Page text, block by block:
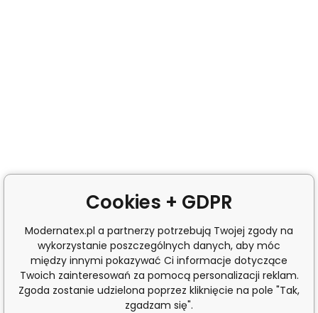
Cookies + GDPR
Modernatex.pl a partnerzy potrzebują Twojej zgody na
wykorzystanie poszczególnych danych, aby móc
między innymi pokazywać Ci informacje dotyczące
Twoich zainteresowań za pomocą personalizacji reklam.
Zgoda zostanie udzielona poprzez kliknięcie na pole "Tak,
zgadzam się".